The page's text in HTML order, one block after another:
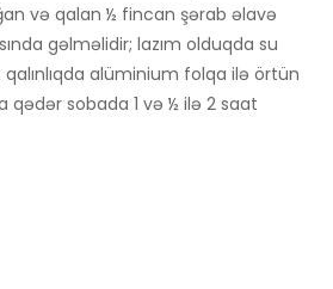
və qalan ½ fincan şərab əlavə
gəlməlidir; lazım olduqda su
alüminium folqa ilə örtün
sobada 1 və ½ ilə 2 saat